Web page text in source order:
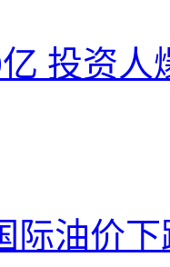
投资
际油价